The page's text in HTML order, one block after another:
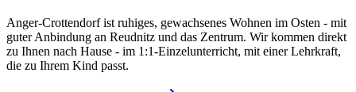
Anger-Crottendorf ist ruhiges, gewachsenes Wohnen im Osten - mit
guter Anbindung an Reudnitz und das Zentrum. Wir kommen direkt
zu Ihnen nach Hause - im 1:1-Einzelunterricht, mit einer Lehrkraft,
die zu Ihrem Kind passt.